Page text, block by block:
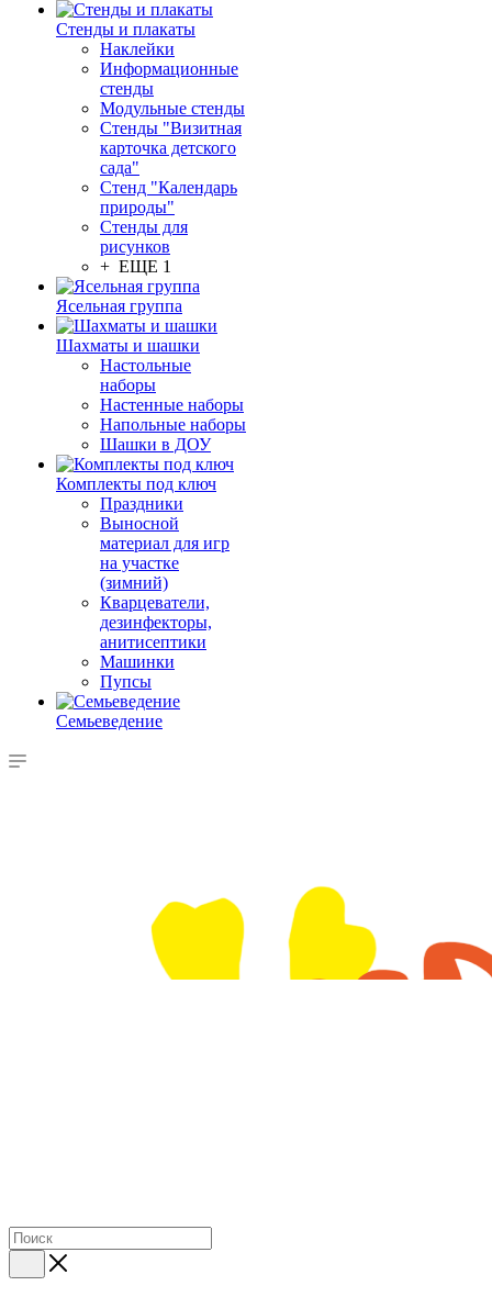
Стенды и плакаты
Наклейки
Информационные
стенды
Модульные стенды
Стенды "Визитная
карточка детского
сада"
Стенд "Календарь
природы"
Стенды для
рисунков
+ ЕЩЕ 1
Ясельная группа
Шахматы и шашки
Настольные
наборы
Настенные наборы
Напольные наборы
Шашки в ДОУ
Комплекты под ключ
Праздники
Выносной
материал для игр
на участке
(зимний)
Кварцеватели,
дезинфекторы,
анитисептики
Машинки
Пупсы
Семьеведение